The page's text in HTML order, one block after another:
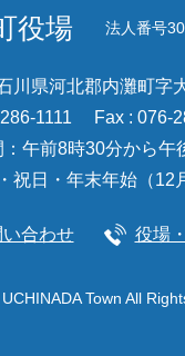
役場 法人番号
県河北郡内灘町字
1111
Fax : 076-
：午前8時30分から午
祝日・年末年始（12
い合わせ 役場
Town All